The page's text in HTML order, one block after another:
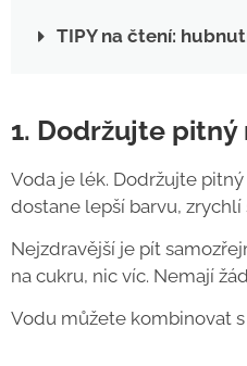
TIPY na čtení:
1. Dodržujte pitný
Voda je lék. Dodržujte
dostane lepší barvu,
Nejzdravější je pít
na cukru, nic víc. Nemají
Vodu můžete kombinovat